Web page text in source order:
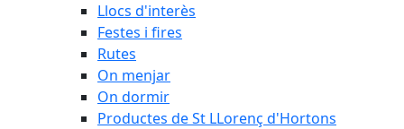
Llocs d'interès
Festes i fires
Rutes
On menjar
On dormir
Productes de St LLorenç d'Hortons